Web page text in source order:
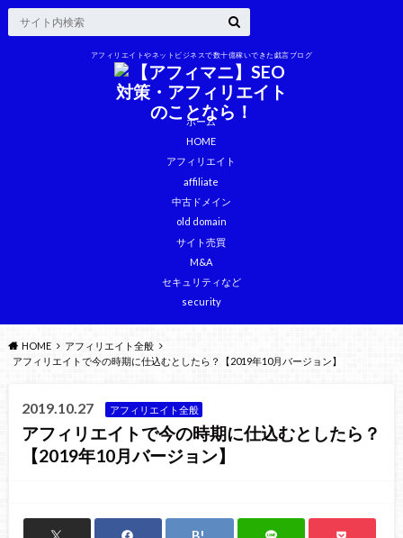
アフィリエイトやネットビジネスで数十億稼いできた戯言ブログ
HOME
ホーム
affiliate
アフィリエイト
old domain
中古ドメイン
M&A
サイト売買
security
セキュリティなど
HOME
アフィリエイト全般
アフィリエイトで今の時期に仕込むとしたら？【2019年10月バージョン】
2019.10.27 アフィリエイト全般
アフィリエイトで今の時期に仕込むとしたら？
【2019年10月バージョン】